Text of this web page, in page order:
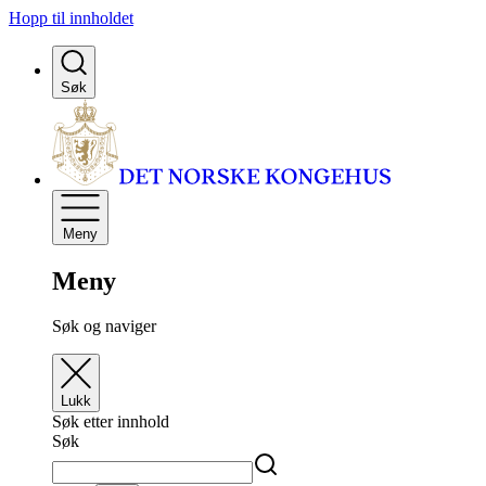
Hopp til innholdet
Søk
Meny
Meny
Søk og naviger
Lukk
Søk etter innhold
Søk